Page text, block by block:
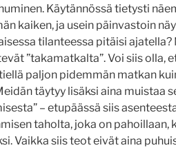
Käytännössä tietysti
kaiken, ja usein päinvastoin
tilanteessa pitäisi ajatella?
”takamatkalta”. Voi siis olla,
paljon pidemmän matkan
täytyy lisäksi aina muistaa
– etupäässä siis
taholta, joka on pahoillaan,
Vaikka siis teot eivät aina